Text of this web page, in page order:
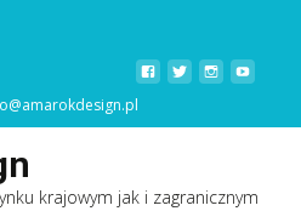
krajowym jak i zagranicznym